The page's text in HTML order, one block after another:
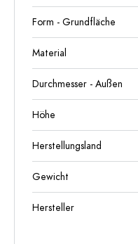
Form - Grundfläche
Material
Durchmesser - Außen
Höhe
Herstellungsland
Gewicht
Hersteller